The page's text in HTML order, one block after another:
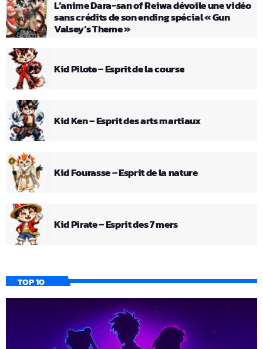
L’anime Dara-san of Reiwa dévoile une vidéo
sans crédits de son ending spécial « Gun
Valsey’s Theme »
Kid Pilote – Esprit de la course
Kid Ken – Esprit des arts martiaux
Kid Fourasse – Esprit de la nature
Kid Pirate – Esprit des 7 mers
TOP 10